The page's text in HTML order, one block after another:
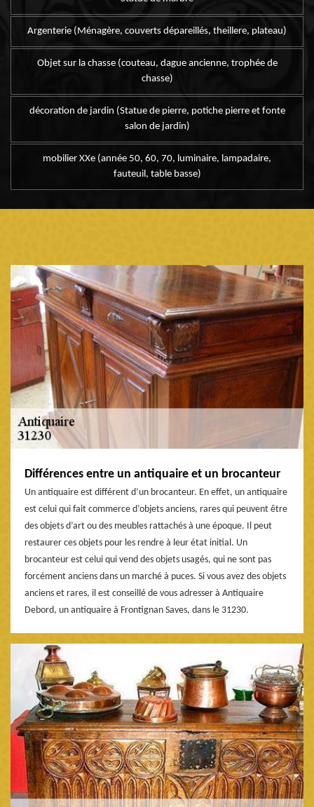
Argenterie (Ménagère, couverts dépareillés, theillere, plateau)
Objet sur la chasse (couteau, dague ancienne, trophée de
chasse)
décoration de jardin (Statue de pierre, potiche pierre et fonte
salon de jardin)
mobilier XXe (année 50, 60, 70, luminaire, lampadaire,
fauteuil, table basse)
Différences entre un antiquaire et un brocanteur
Un antiquaire est différent d’un brocanteur. En effet, un antiquaire
est celui qui fait commerce d’objets anciens, rares qui peuvent être
des objets d’art ou des meubles rattachés à une époque. Il peut
restaurer ces objets pour les rendre à leur état initial. Un
brocanteur est celui qui vend des objets usagés, qui ne sont pas
forcément anciens dans un marché à puces. Si vous avez des objets
anciens et rares, il est conseillé de vous adresser à Antiquaire
Debord, un antiquaire à Frontignan Saves, dans le 31230.